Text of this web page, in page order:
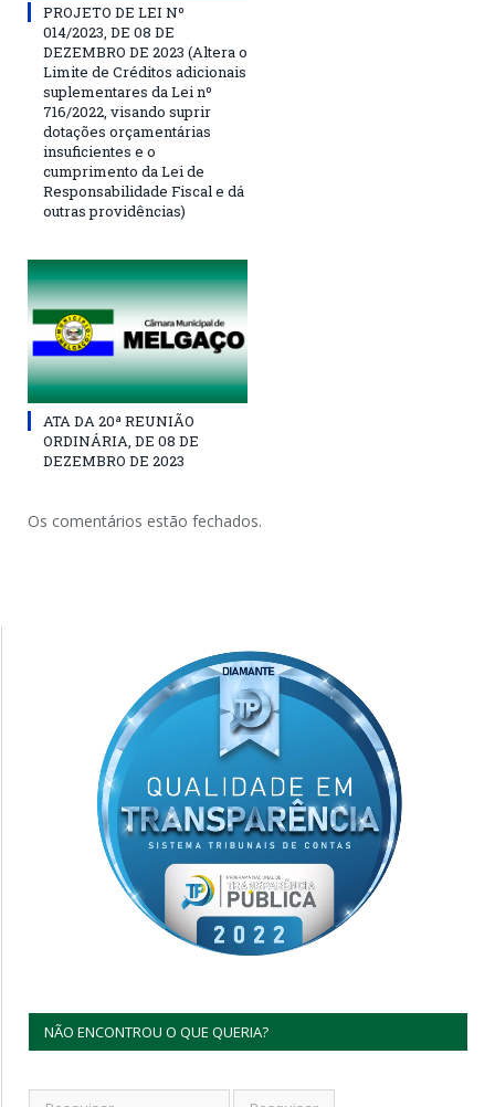
PROJETO DE LEI Nº
014/2023, DE 08 DE
DEZEMBRO DE 2023 (Altera o
Limite de Créditos adicionais
suplementares da Lei nº
716/2022, visando suprir
dotações orçamentárias
insuficientes e o
cumprimento da Lei de
Responsabilidade Fiscal e dá
outras providências)
ATA DA 20ª REUNIÃO
ORDINÁRIA, DE 08 DE
DEZEMBRO DE 2023
Os comentários estão fechados.
NÃO ENCONTROU O QUE QUERIA?